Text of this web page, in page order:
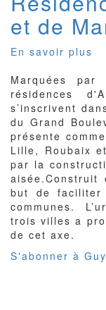
et de
En savoir plus
et
de
Marquées
résidences
s’inscrivent
du Grand
présente
Lille, Roubaix
par la
but de faciliter
communes.
trois villes a
de cet axe.
S'abonner à